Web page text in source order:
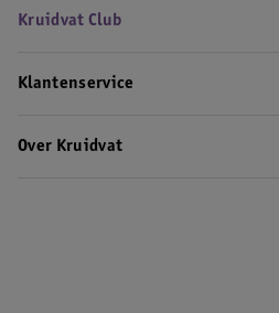
Kruidvat Club
Klantenservice
Over Kruidvat